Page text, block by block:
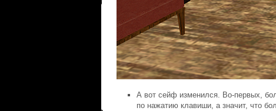
А вот сейф изменился. Во-первых,
по нажатию клавиши, а значит, что